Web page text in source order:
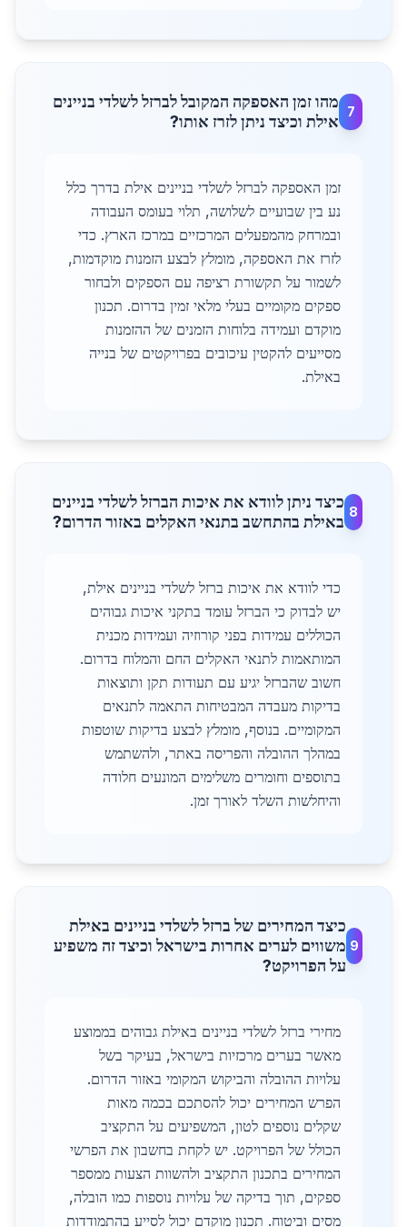
7
מהו זמן האספקה המקובל לברזל לשלדי בניינים
אילת וכיצד ניתן לזרז אותו?
זמן האספקה לברזל לשלדי בניינים אילת בדרך כלל
נע בין שבועיים לשלושה, תלוי בעומס העבודה
ובמרחק מהמפעלים המרכזיים במרכז הארץ. כדי
לזרז את האספקה, מומלץ לבצע הזמנות מוקדמות,
לשמור על תקשורת רציפה עם הספקים ולבחור
ספקים מקומיים בעלי מלאי זמין בדרום. תכנון
מוקדם ועמידה בלוחות הזמנים של ההזמנות
מסייעים להקטין עיכובים בפרויקטים של בנייה
באילת.
8
כיצד ניתן לוודא את איכות הברזל לשלדי בניינים
באילת בהתחשב בתנאי האקלים באזור הדרום?
כדי לוודא את איכות ברזל לשלדי בניינים אילת,
יש לבדוק כי הברזל עומד בתקני איכות גבוהים
הכוללים עמידות בפני קורוזיה ועמידות מכנית
המותאמות לתנאי האקלים החם והמלוח בדרום.
חשוב שהברזל יגיע עם תעודות תקן ותוצאות
בדיקות מעבדה המבטיחות התאמה לתנאים
המקומיים. בנוסף, מומלץ לבצע בדיקות שוטפות
במהלך ההובלה והפריסה באתר, ולהשתמש
בתוספים וחומרים משלימים המונעים חלודה
והיחלשות השלד לאורך זמן.
9
כיצד המחירים של ברזל לשלדי בניינים באילת
משווים לערים אחרות בישראל וכיצד זה משפיע
על הפרויקט?
מחירי ברזל לשלדי בניינים באילת גבוהים בממוצע
מאשר בערים מרכזיות בישראל, בעיקר בשל
עלויות ההובלה והביקוש המקומי באזור הדרום.
הפרש המחירים יכול להסתכם בכמה מאות
שקלים נוספים לטון, המשפיעים על התקציב
הכולל של הפרויקט. יש לקחת בחשבון את הפרשי
המחירים בתכנון התקציב ולהשוות הצעות ממספר
ספקים, תוך בדיקה של עלויות נוספות כמו הובלה,
מסים וביטוח. תכנון מוקדם יכול לסייע בהתמודדות